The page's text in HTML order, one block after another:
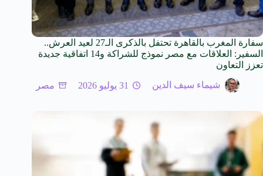
سفارة المغرب بالقاهرة تحتفل بالذكرى الـ27 لعيد العرش..
السفير: العلاقات مع مصر نموذج للشراكة و14 اتفاقية جديدة
تعزز التعاون
شيماء سيف الدين 31 يوليو 2026 مصر